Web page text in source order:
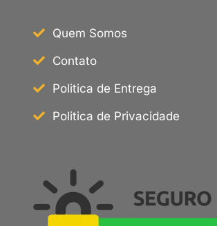
Quem Somos
Contato
Politica de Entrega
Politica de Privacidade